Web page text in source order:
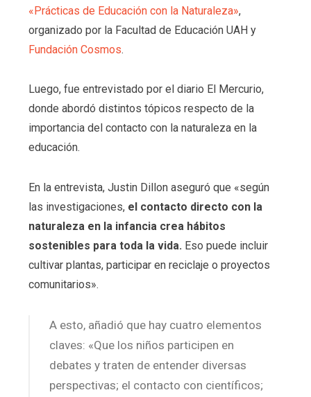
«Prácticas de Educación con la Naturaleza»,
organizado por la Facultad de Educación UAH y
Fundación Cosmos.
Luego, fue entrevistado por el diario El Mercurio,
donde abordó distintos tópicos respecto de la
importancia del contacto con la naturaleza en la
educación.
En la entrevista, Justin Dillon aseguró que «según
las investigaciones,el contacto directo con la
naturaleza en la infancia crea hábitos
sostenibles para toda la vida. Eso puede incluir
cultivar plantas, participar en reciclaje o proyectos
comunitarios».
A esto, añadió que hay cuatro elementos
claves: «Que los niños participen en
debates y traten de entender diversas
perspectivas; el contacto con científicos;